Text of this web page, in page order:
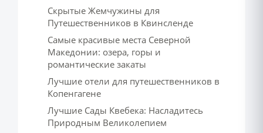
Скрытые Жемчужины для
Путешественников в Квинсленде
Самые красивые места Северной
Македонии: озера, горы и
романтические закаты
Лучшие отели для путешественников в
Копенгагене
Лучшие Сады Квебека: Насладитесь
Природным Великолепием